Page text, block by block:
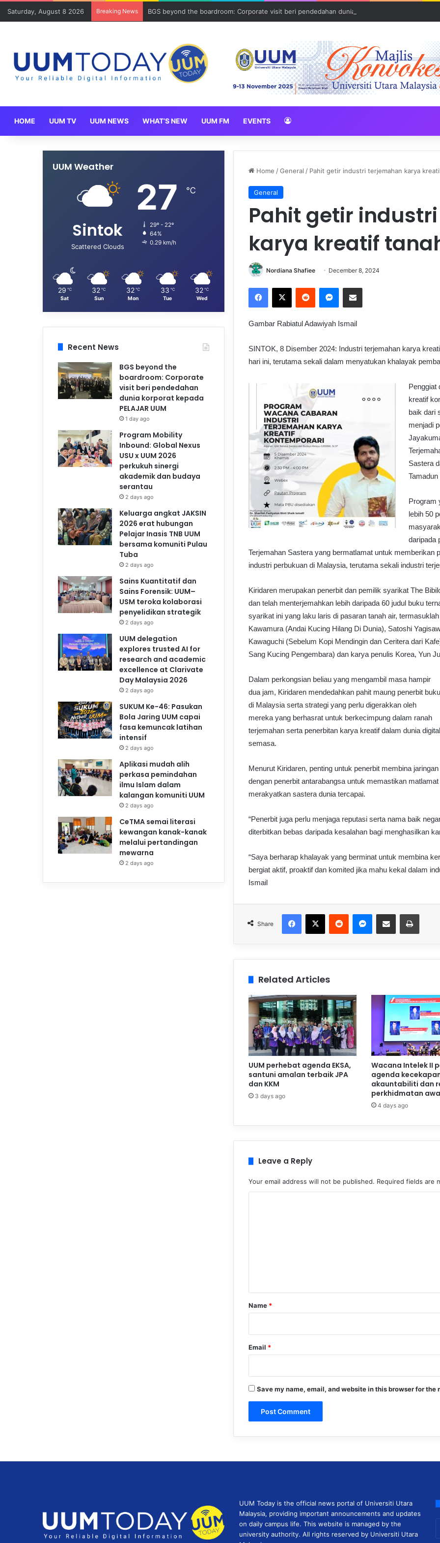
Saturday, August 8 2026 Breaking News BGS beyond the boardroom: Corporate visit beri pendedahan dunia korporat kepada PELAJAR
HOME UUM TV UUM NEWS WHAT’S NEW UUM FM EVENTS
Home /General / Pahit getir industri terjemahan karya
General
Pahit getir
karya kreatif
Nordiana Shafiee December 8, 2024
Gambar Rabiatul Adawiyah Ismail
SINTOK, 8 Disember 2024: Industri terjemahan karya
hari ini, terutama sekali dalam menyatukan khalayak
Penggiat
kreatif
baik dari
menjadi
Sastera
Program
lebih 50
daripada
Terjemahan Sastera yang bermatlamat untuk memberikan
industri perbukuan di Malaysia, terutama sekali industri
Kiridaren merupakan penerbit dan pemilik syarikat The
dan telah menterjemahkan lebih daripada 60 judul buku
syarikat ini yang laku laris di pasaran tanah air,
Kawamura (Andai Kucing Hilang Di Dunia), Satoshi
Kawaguchi (Sebelum Kopi Mendingin dan Ceritera dari
Sang Kucing Pengembara) dan karya penulis Korea, Yun
Dalam perkongsian beliau yang mengambil masa hampir
dua jam, Kiridaren mendedahkan pahit maung penerbit buku
di Malaysia serta strategi yang perlu digerakkan oleh
mereka yang berhasrat untuk berkecimpung dalam ranah
terjemahan serta penerbitan karya kreatif dalam dunia digital
semasa.
Menurut Kiridaren, penting untuk penerbit membina jaringan
dengan penerbit antarabangsa untuk memastikan matlamat
merakyatkan sastera dunia tercapai.
“Penerbit juga perlu menjaga reputasi serta nama baik
diterbitkan bebas daripada kesalahan bagi menghasilkan
“Saya berharap khalayak yang berminat untuk membina
bergiat aktif, proaktif dan komited jika mahu kekal dalam
Ismail
Share
Related Articles
UUM perhebat agenda EKSA,
santuni amalan terbaik JPA
dan KKM
3 days ago
Wacana Intelek II
agenda
akauntabiliti dan
perkhidmatan
4 days ago
Leave a Reply
Your email address will not be published. Required fields are
*
Name *
Email *
Save my name, email, and website in this browser for the
UUM Weather
Sintok
Scattered Clouds
27 ℃
29º - 22º
64%
0.29 km/h
29 ℃
Sat
32 ℃
Sun
32 ℃
Mon
33 ℃
Tue
32 ℃
Wed
Recent News
BGS beyond the
boardroom: Corporate
visit beri pendedahan
dunia korporat kepada
PELAJAR UUM
1 day ago
Program Mobility
Inbound: Global Nexus
USU x UUM 2026
perkukuh sinergi
akademik dan budaya
serantau
2 days ago
Keluarga angkat JAKSIN
2026 erat hubungan
Pelajar Inasis TNB UUM
bersama komuniti Pulau
Tuba
2 days ago
Sains Kuantitatif dan
Sains Forensik: UUM–
USM teroka kolaborasi
penyelidikan strategik
2 days ago
UUM delegation
explores trusted AI for
research and academic
excellence at Clarivate
Day Malaysia 2026
2 days ago
SUKUM Ke-46: Pasukan
Bola Jaring UUM capai
fasa kemuncak latihan
intensif
2 days ago
Aplikasi mudah alih
perkasa pemindahan
ilmu Islam dalam
kalangan komuniti UUM
2 days ago
CeTMA semai literasi
kewangan kanak-kanak
melalui pertandingan
mewarna
2 days ago
UUM Today is the official news portal of Universiti Utara
Malaysia, providing important announcements and updates
on daily campus life. This website is managed by the
university authority. All rights reserved by Universiti Utara